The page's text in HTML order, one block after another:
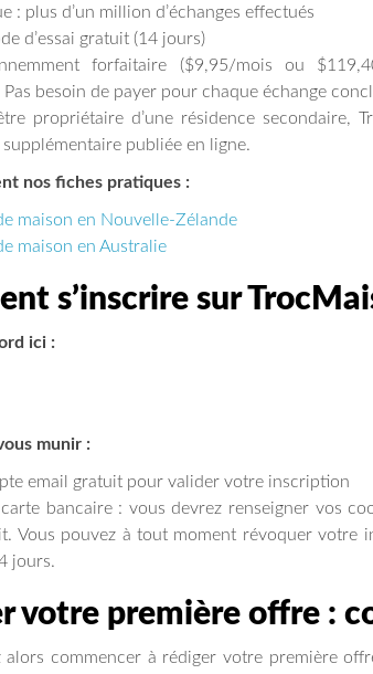
: plus d’un million d’échanges effectués
d’essai gratuit (14 jours)
forfaitaire ($9,95/mois ou
besoin de payer pour chaque échange
propriétaire d’une résidence secondaire,
publiée en ligne.
nos fiches pratiques :
maison en Nouvelle-Zélande
maison en Australie
s’inscrire sur
ici :
munir :
email gratuit pour valider votre inscription
bancaire : vous devrez renseigner vos
Vous pouvez à tout moment révoquer
jours.
votre première offre :
alors commencer à rédiger votre première